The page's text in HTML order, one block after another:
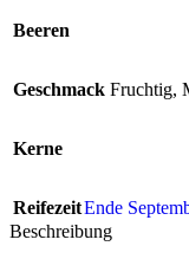
Beeren
Geschmack Fruchtig,
Kerne
ReifezeitEnde
Beschreibung